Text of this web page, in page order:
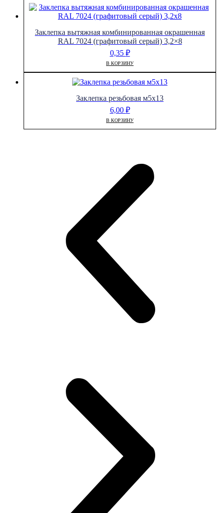
Заклепка вытяжная комбинированная окрашенная
RAL 7024 (графитовый серый) 3,2×8
0,35 ₽
В КОРЗИНУ
Заклепка резьбовая м5х13
6,00 ₽
В КОРЗИНУ